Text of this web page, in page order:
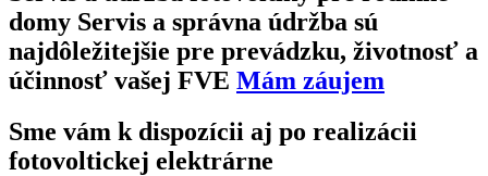
domy Servis a správna údržba sú
najdôležitejšie pre prevádzku, životnosť a
účinnosť vašej FVE Mám záujem
Sme vám k dispozícii aj po realizácii
fotovoltickej elektrárne